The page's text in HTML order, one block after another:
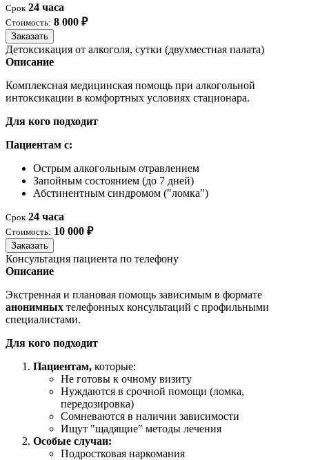
Срок 24 часа
Стоимость: 8 000 ₽
Заказать
Детоксикация от алкоголя, сутки (двухместная палата)
Описание
Комплексная медицинская помощь при алкогольной
интоксикации в комфортных условиях стационара.
Для кого подходит
Пациентам с:
Острым алкогольным отравлением
Запойным состоянием (до 7 дней)
Абстинентным синдромом ("ломка")
Срок 24 часа
Стоимость: 10 000 ₽
Заказать
Консультация пациента по телефону
Описание
Экстренная и плановая помощь зависимым в формате
анонимных телефонных консультаций с профильными
специалистами.
Для кого подходит
Пациентам, которые:
Не готовы к очному визиту
Нуждаются в срочной помощи (ломка,
передозировка)
Сомневаются в наличии зависимости
Ищут "щадящие" методы лечения
Особые случаи:
Подростковая наркомания